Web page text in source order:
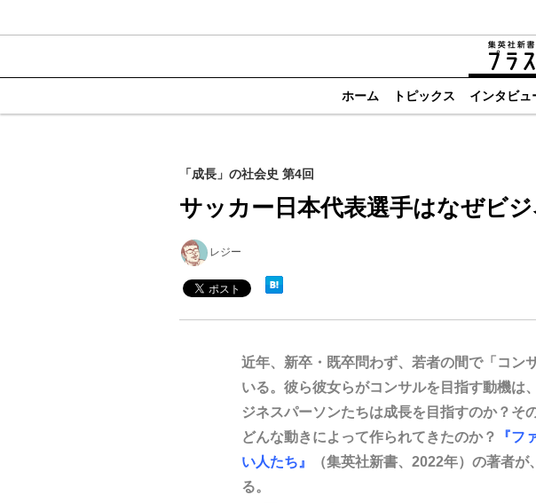
ホーム トピックス インタビュ
「成長」の社会史 第4回
サッカー日本代表選手はなぜビ
レジー
近年、新卒・既卒問わず、若者の間で「コン
いる。彼ら彼女らがコンサルを目指す動機は
ジネスパーソンたちは成長を目指すのか？そ
どんな動きによって作られてきたのか？
『フ
い人たち』
（集英社新書、2022年）の著者
る。